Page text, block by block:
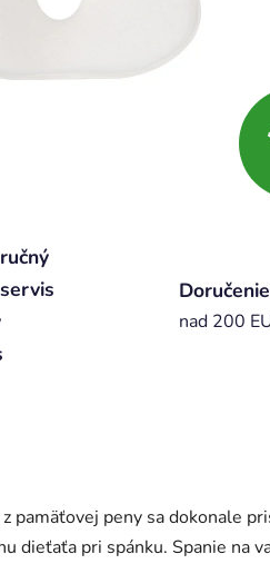
nad 200
pamäťovej peny sa dokonale
dieťaťa pri spánku. Spanie na